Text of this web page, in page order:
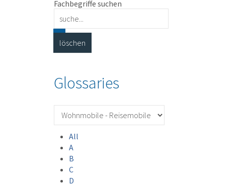
Fachbegriffe suchen
Glossaries
All
A
B
C
D